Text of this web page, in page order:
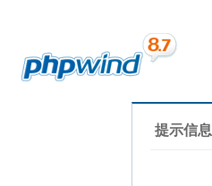
提示信息